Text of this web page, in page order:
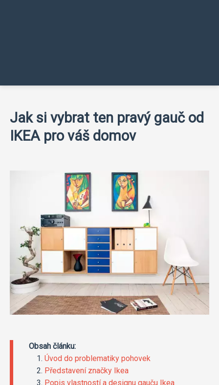
Jak si vybrat ten pravý gauč od
IKEA pro váš domov
Obsah článku:
Úvod do problematiky pohovek
Představení značky Ikea
Popis vlastností a designu gauču Ikea